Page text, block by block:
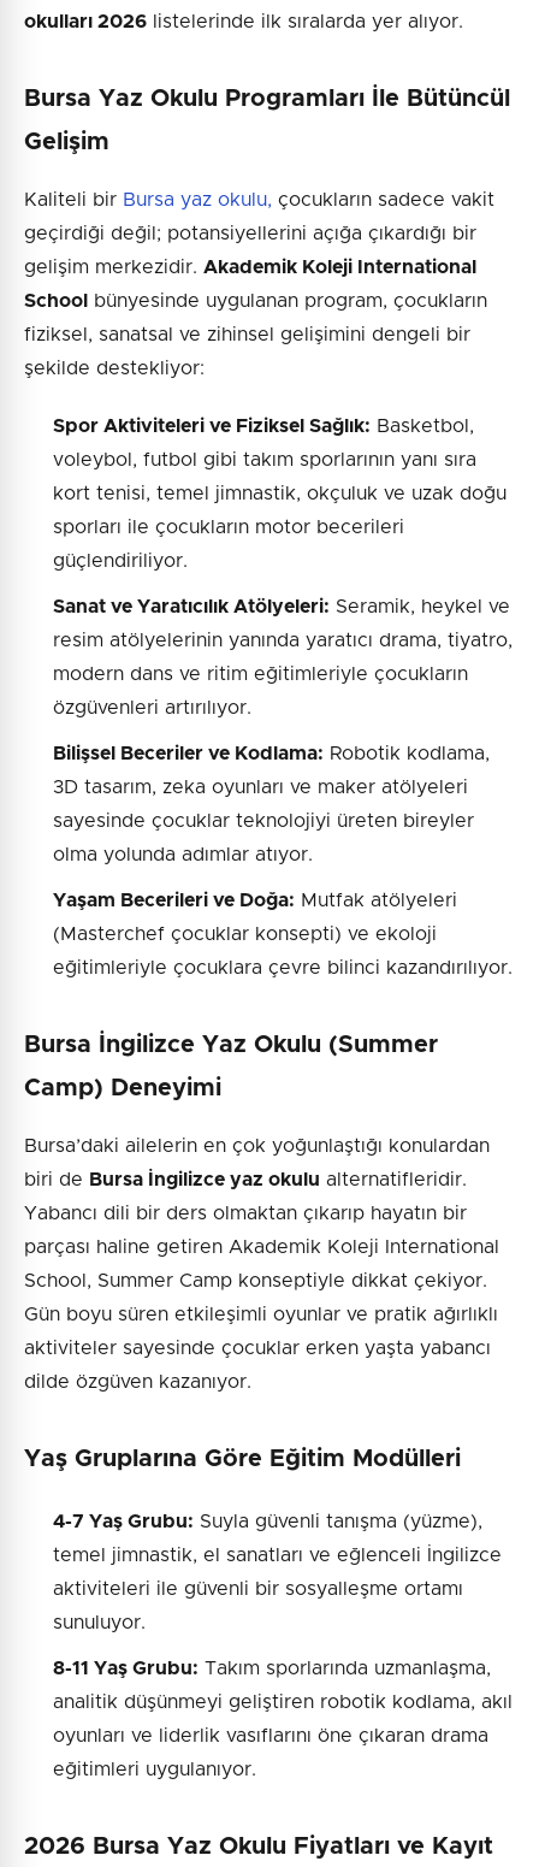
okulları 2026 listelerinde ilk sıralarda yer alıyor.
Bursa Yaz Okulu Programları İle Bütüncül
Gelişim
Kaliteli bir Bursa yaz okulu, çocukların sadece vakit
geçirdiği değil; potansiyellerini açığa çıkardığı bir
gelişim merkezidir. Akademik Koleji International
School
bünyesinde uygulanan program, çocukların
fiziksel, sanatsal ve zihinsel gelişimini dengeli bir
şekilde destekliyor:
Spor Aktiviteleri ve Fiziksel Sağlık: Basketbol,
voleybol, futbol gibi takım sporlarının yanı sıra
kort tenisi, temel jimnastik, okçuluk ve uzak doğu
sporları ile çocukların motor becerileri
güçlendiriliyor.
Sanat ve Yaratıcılık Atölyeleri: Seramik, heykel ve
resim atölyelerinin yanında yaratıcı drama, tiyatro,
modern dans ve ritim eğitimleriyle çocukların
özgüvenleri artırılıyor.
Bilişsel Beceriler ve Kodlama: Robotik kodlama,
3D tasarım, zeka oyunları ve maker atölyeleri
sayesinde çocuklar teknolojiyi üreten bireyler
olma yolunda adımlar atıyor.
Yaşam Becerileri ve Doğa: Mutfak atölyeleri
(Masterchef çocuklar konsepti) ve ekoloji
eğitimleriyle çocuklara çevre bilinci kazandırılıyor.
Bursa İngilizce Yaz Okulu (Summer
Camp) Deneyimi
Bursa’daki ailelerin en çok yoğunlaştığı konulardan
biri de Bursa İngilizce yaz okulu alternatifleridir.
Yabancı dili bir ders olmaktan çıkarıp hayatın bir
parçası haline getiren Akademik Koleji International
School, Summer Camp konseptiyle dikkat çekiyor.
Gün boyu süren etkileşimli oyunlar ve pratik ağırlıklı
aktiviteler sayesinde çocuklar erken yaşta yabancı
dilde özgüven kazanıyor.
Yaş Gruplarına Göre Eğitim Modülleri
4-7 Yaş Grubu: Suyla güvenli tanışma (yüzme),
temel jimnastik, el sanatları ve eğlenceli İngilizce
aktiviteleri ile güvenli bir sosyalleşme ortamı
sunuluyor.
8-11 Yaş Grubu: Takım sporlarında uzmanlaşma,
analitik düşünmeyi geliştiren robotik kodlama, akıl
oyunları ve liderlik vasıflarını öne çıkaran drama
eğitimleri uygulanıyor.
2026 Bursa Yaz Okulu Fiyatları ve Kayıt